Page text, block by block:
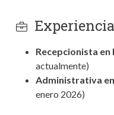
Recepcionista en
actualmente)
Administrativa en
enero 2026)